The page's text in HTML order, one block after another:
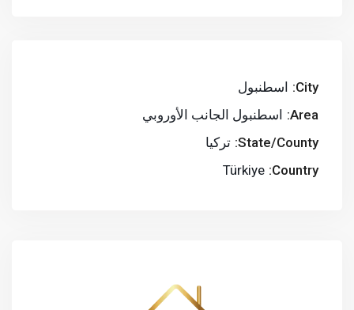
City:
اسطنبول
Area:
اسطنبول الجانب الأوروبي
State/County: تركيا
Country:
Türkiye